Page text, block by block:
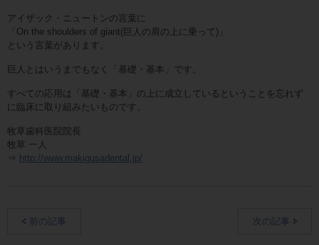
アイザック・ニュートンの言葉に
「On the shoulders of giant(巨人の肩の上に乗って)」
という言葉があります。
巨人とはいうまでもなく「基礎・基本」です。
すべての応用は「基礎・基本」の上に成立しているということを忘れず
に臨床に取り組みたいものです。
牧草歯科医院院長
牧草 一人
⇒
http://www.makigusadental.jp/
前の記事 次の記事